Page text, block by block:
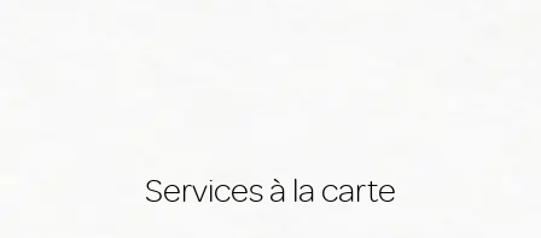
Services à la carte